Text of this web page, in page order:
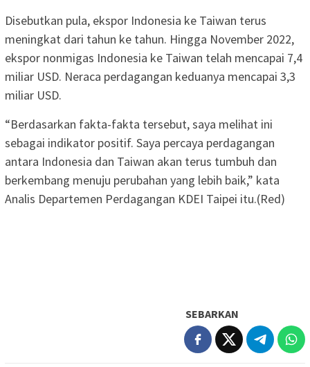
Disebutkan pula, ekspor Indonesia ke Taiwan terus
meningkat dari tahun ke tahun. Hingga November 2022,
ekspor nonmigas Indonesia ke Taiwan telah mencapai 7,4
miliar USD. Neraca perdagangan keduanya mencapai 3,3
miliar USD.
“Berdasarkan fakta-fakta tersebut, saya melihat ini
sebagai indikator positif. Saya percaya perdagangan
antara Indonesia dan Taiwan akan terus tumbuh dan
berkembang menuju perubahan yang lebih baik,” kata
Analis Departemen Perdagangan KDEI Taipei itu.(Red)
SEBARKAN